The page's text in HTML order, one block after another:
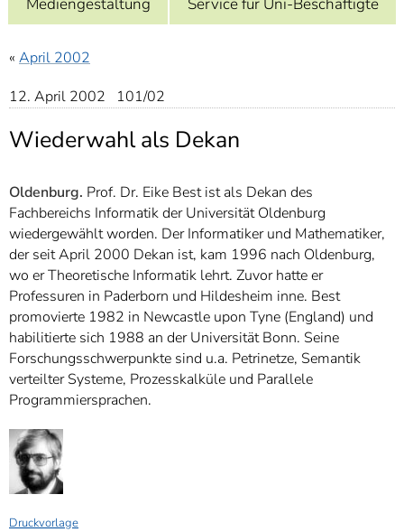
7]
Informationen zur
« April 2002
12. April 2002 101/02
Wiederwahl als Dekan
Oldenburg. Prof. Dr. Eike Best ist als Dekan des
Fachbereichs Informatik der Universität Oldenburg
wiedergewählt worden. Der Informatiker und Mathematiker,
der seit April 2000 Dekan ist, kam 1996 nach Oldenburg,
wo er Theoretische Informatik lehrt. Zuvor hatte er
Professuren in Paderborn und Hildesheim inne. Best
promovierte 1982 in Newcastle upon Tyne (England) und
habilitierte sich 1988 an der Universität Bonn. Seine
Forschungsschwerpunkte sind u.a. Petrinetze, Semantik
verteilter Systeme, Prozesskalküle und Parallele
Programmiersprachen.
Druckvorlage